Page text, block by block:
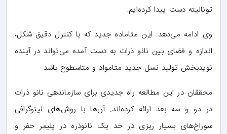
تونالیته دست پیدا کرده‌ایم.
وی ادامه می‌دهد: این متاماده جدید که با کنترل دقیق شکل،
اندازه و فضای بین نانو ذرات به دست آمده می‌تواند در آینده
نویدبخش تولید نسل جدید متامواد و متاسطوح باشد.
محققان در این مطالعه راه جدیدی برای سازماندهی نانو ذرات
در دو و سه بعد ارائه کرده‌اند. آن‌ها با روش‌های لیتوگرافی
سوراخ‌های بسیار ریزی در حد یک نانوذره در پلیمر حفر و